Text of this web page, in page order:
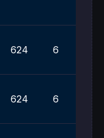
624 6
624 6